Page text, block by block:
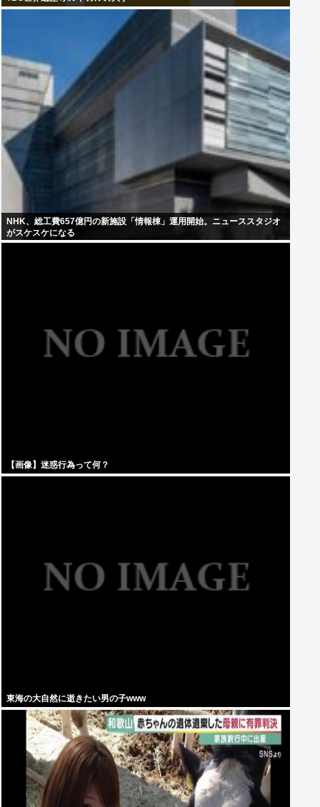
NHK、総工費657億円の新施設「情報棟」運用開始。ニューススタジオ
がスケスケになる
【画像】迷惑行為って何？
東海の大自然に逝きたい男の子www